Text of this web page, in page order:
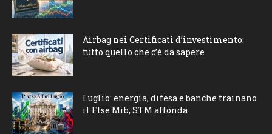
Airbag nei Certificati d’investimento:
tutto quello che c’è da sapere
Luglio: energia, difesa e banche trainano
il Ftse Mib, STM affonda